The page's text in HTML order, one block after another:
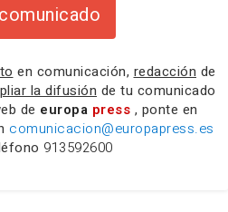
en comunicación, redacción de
la difusión de tu comunicado
de europa press , ponte en
comunicacion@europapress.es
913592600